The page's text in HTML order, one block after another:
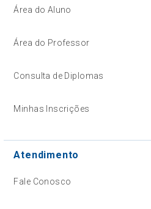
Área do Aluno
Área do Professor
Consulta de Diplomas
Minhas Inscrições
Atendimento
Fale Conosco